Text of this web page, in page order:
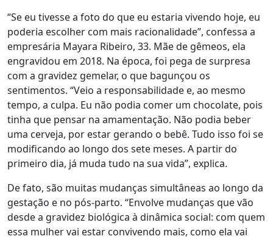
“Se eu tivesse a foto do que eu estaria vivendo hoje, eu
poderia escolher com mais racionalidade”, confessa a
empresária Mayara Ribeiro, 33. Mãe de gêmeos, ela
engravidou em 2018. Na época, foi pega de surpresa
com a gravidez gemelar, o que bagunçou os
sentimentos. “Veio a responsabilidade e, ao mesmo
tempo, a culpa. Eu não podia comer um chocolate, pois
tinha que pensar na amamentação. Não podia beber
uma cerveja, por estar gerando o bebê. Tudo isso foi se
modificando ao longo dos sete meses. A partir do
primeiro dia, já muda tudo na sua vida”, explica.
De fato, são muitas mudanças simultâneas ao longo da
gestação e no pós-parto. “Envolve mudanças que vão
desde a gravidez biológica à dinâmica social: com quem
essa mulher vai estar convivendo mais, como ela vai